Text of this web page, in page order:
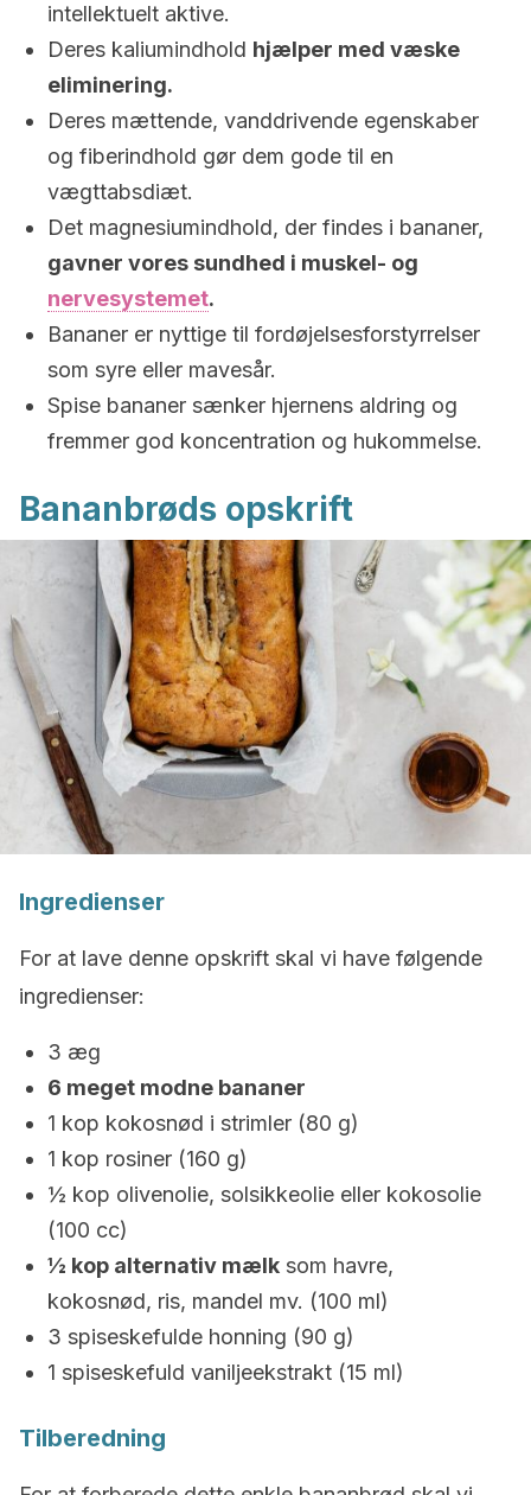
intellektuelt aktive.
Deres kaliumindhold hjælper med væske
eliminering.
Deres mættende, vanddrivende egenskaber
og fiberindhold gør dem gode til en
vægttabsdiæt.
Det magnesiumindhold, der findes i bananer,
gavner vores sundhed i muskel- og
nervesystemet.
Bananer er nyttige til fordøjelsesforstyrrelser
som syre eller mavesår.
Spise bananer sænker hjernens aldring og
fremmer god koncentration og hukommelse.
Bananbrøds opskrift
Ingredienser
For at lave denne opskrift skal vi have følgende
ingredienser:
3 æg
6 meget modne bananer
1 kop kokosnød i strimler (80 g)
1 kop rosiner (160 g)
½ kop olivenolie, solsikkeolie eller kokosolie
(100 cc)
½ kop alternativ mælk som havre,
kokosnød, ris, mandel mv. (100 ml)
3 spiseskefulde honning (90 g)
1 spiseskefuld vaniljeekstrakt (15 ml)
Tilberedning